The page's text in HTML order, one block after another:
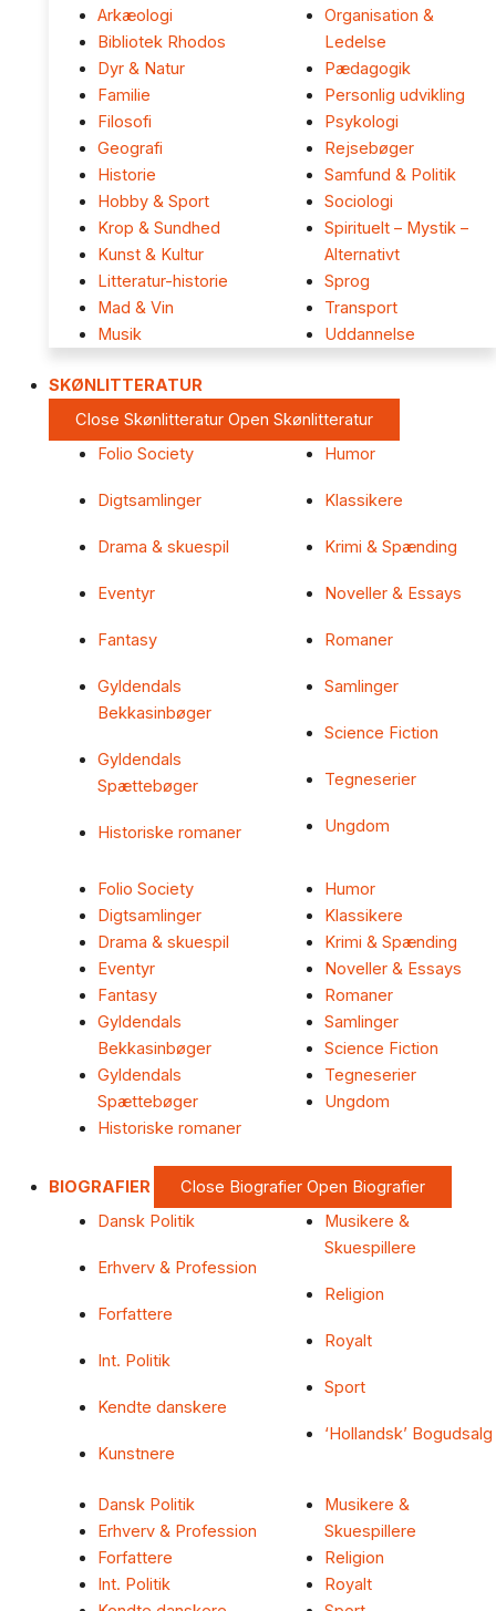
Arkæologi
Bibliotek Rhodos
Dyr & Natur
Familie
Filosofi
Geografi
Historie
Hobby & Sport
Krop & Sundhed
Kunst & Kultur
Litteratur-historie
Mad & Vin
Musik
Organisation &
Ledelse
Pædagogik
Personlig udvikling
Psykologi
Rejsebøger
Samfund & Politik
Sociologi
Spirituelt – Mystik –
Alternativt
Sprog
Transport
Uddannelse
SKØNLITTERATUR
Close Skønlitteratur Open Skønlitteratur
Folio Society
Digtsamlinger
Drama & skuespil
Eventyr
Fantasy
Gyldendals
Bekkasinbøger
Gyldendals
Spættebøger
Historiske romaner
Humor
Klassikere
Krimi & Spænding
Noveller & Essays
Romaner
Samlinger
Science Fiction
Tegneserier
Ungdom
Folio Society
Digtsamlinger
Drama & skuespil
Eventyr
Fantasy
Gyldendals
Bekkasinbøger
Gyldendals
Spættebøger
Historiske romaner
Humor
Klassikere
Krimi & Spænding
Noveller & Essays
Romaner
Samlinger
Science Fiction
Tegneserier
Ungdom
BIOGRAFIER Close Biografier Open Biografier
Dansk Politik
Erhverv & Profession
Forfattere
Int. Politik
Kendte danskere
Kunstnere
Musikere &
Skuespillere
Religion
Royalt
Sport
‘Hollandsk’ Bogudsalg
Dansk Politik
Erhverv & Profession
Forfattere
Int. Politik
Musikere &
Skuespillere
Religion
Royalt